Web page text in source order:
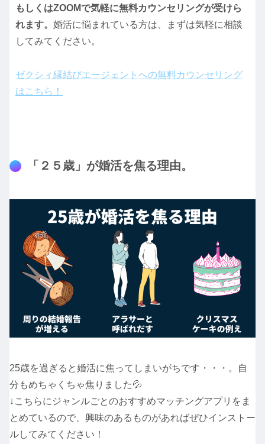
もしくはZOOMで気軽に無料カウンセリングが受けら
れます。 婚活に悩まれている方は、まずは気軽に相談
してみてください。
ゼクシィ縁結びエージェントへの無料カウンセリング
はこちら！
「２５歳」が婚活を焦る理由。
25歳を過ぎると婚活に焦ってしまいがちです・・・。自
分もめちゃくちゃ焦りました💦
↓こちらにジャンルごとのおすすめマッチングアプリをま
とめているので、興味のあるものがあればぜひインストー
ルしてみてください！